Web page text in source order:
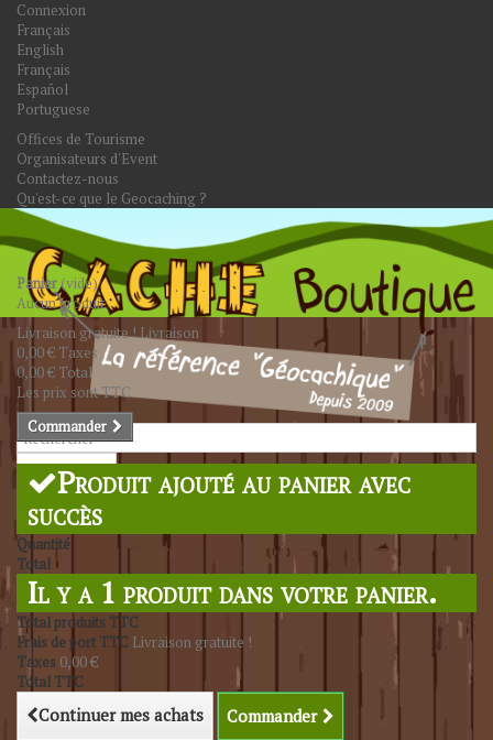
Connexion
Français
English
Français
Español
Portuguese
Offices de Tourisme
Organisateurs d'Event
Contactez-nous
Qu'est-ce que le Geocaching ?
Rechercher
Panier(vide)
Aucun produit
Livraison gratuite !Livraison
0,00 € Taxes
0,00 € Total
Les prix sont TTC
Commander
Produit ajouté au panier avec
succès
Quantité
Total
Il y a 1 produit dans votre panier.
Total produits TTC
Frais de port TTC Livraison gratuite !
Taxes 0,00 €
Total TTC
Continuer mes achats Commander